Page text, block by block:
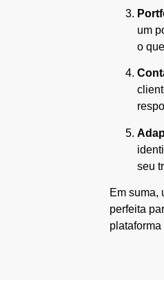
um
o
seu
Em suma,
perfeita